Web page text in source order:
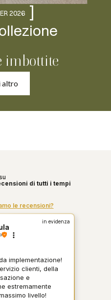
2026 ]
imbottite
altro
di tutti i tempi
le recensioni?
in evidenza
implementazione!
clienti, della
e
estremamente
livello!